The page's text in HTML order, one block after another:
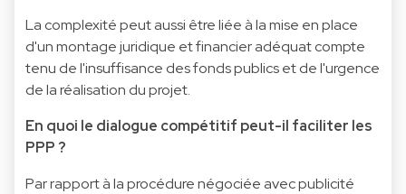
La complexité peut aussi être liée à la mise en place
d'un montage juridique et financier adéquat compte
tenu de l'insuffisance des fonds publics et de l'urgence
de la réalisation du projet.
En quoi le dialogue compétitif peut-il faciliter les
PPP ?
Par rapport à la procédure négociée avec publicité